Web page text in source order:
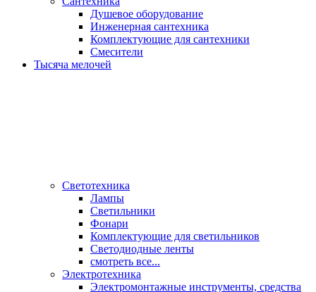
Душевое оборудование
Инженерная сантехника
Комплектующие для сантехники
Смесители
Тысяча мелочей
Светотехника
Лампы
Светильники
Фонари
Комплектующие для светильников
Светодиодные ленты
смотреть все...
Электротехника
Электромонтажные инструменты, средства